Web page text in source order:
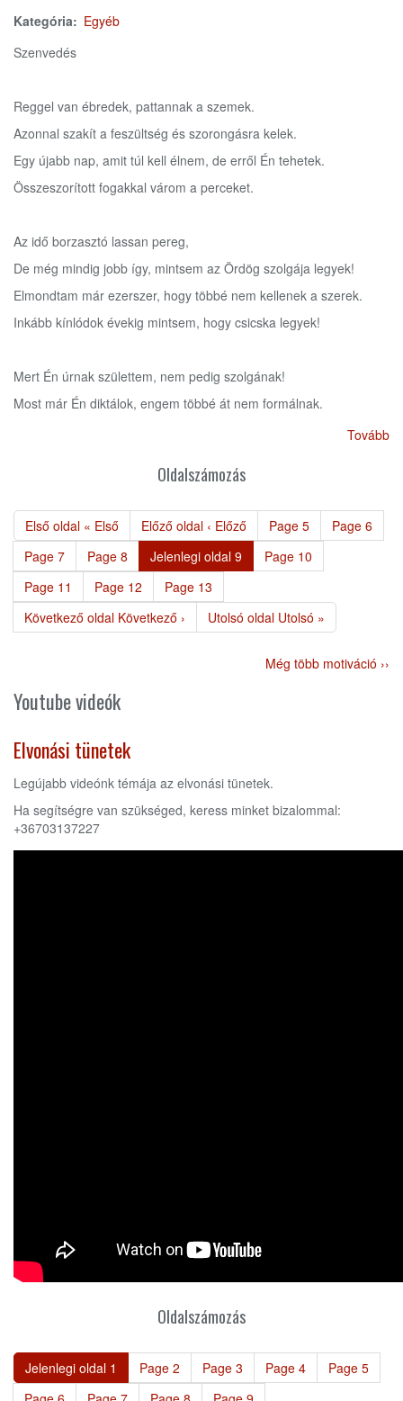
Kategória
Egyéb
Szenvedés
Reggel van ébredek, pattannak a szemek.
Azonnal szakít a feszültség és szorongásra kelek.
Egy újabb nap, amit túl kell élnem, de erről Én tehetek.
Összeszorított fogakkal várom a perceket.
Az idő borzasztó lassan pereg,
De még mindig jobb így, mintsem az Ördög szolgája legyek!
Elmondtam már ezerszer, hogy többé nem kellenek a szerek.
Inkább kínlódok évekig mintsem, hogy csicska legyek!
Mert Én úrnak születtem, nem pedig szolgának!
Most már Én diktálok, engem többé át nem formálnak.
Tovább
Oldalszámozás
Első oldal « Első Előző oldal ‹ Előző Page 5 Page 6
Page 7 Page 8 Jelenlegi oldal 9 Page 10
Page 11 Page 12 Page 13
Következő oldal Következő › Utolsó oldal Utolsó »
Még több motiváció ››
Youtube videók
Elvonási tünetek
Legújabb videónk témája az elvonási tünetek.
Ha segítségre van szükséged, keress minket bizalommal:
+36703137227
Oldalszámozás
Jelenlegi oldal 1 Page 2 Page 3 Page 4 Page 5